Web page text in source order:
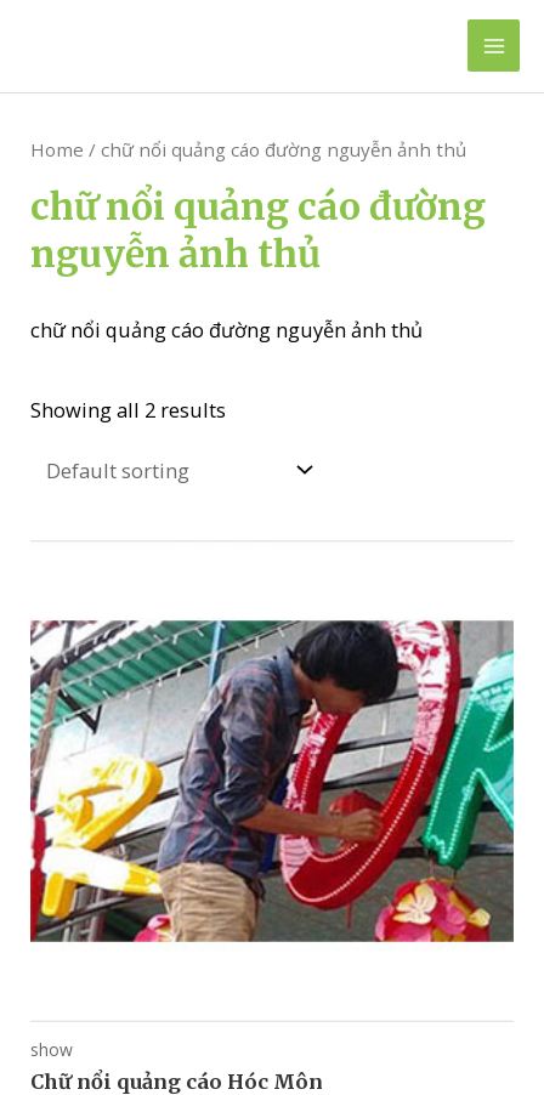
Main
Home / chữ nổi quảng cáo đường nguyễn ảnh thủ
chữ nổi quảng cáo đường
nguyễn ảnh thủ
chữ nổi quảng cáo đường nguyễn ảnh thủ
Showing all 2 results
show
Chữ nổi quảng cáo Hóc Môn